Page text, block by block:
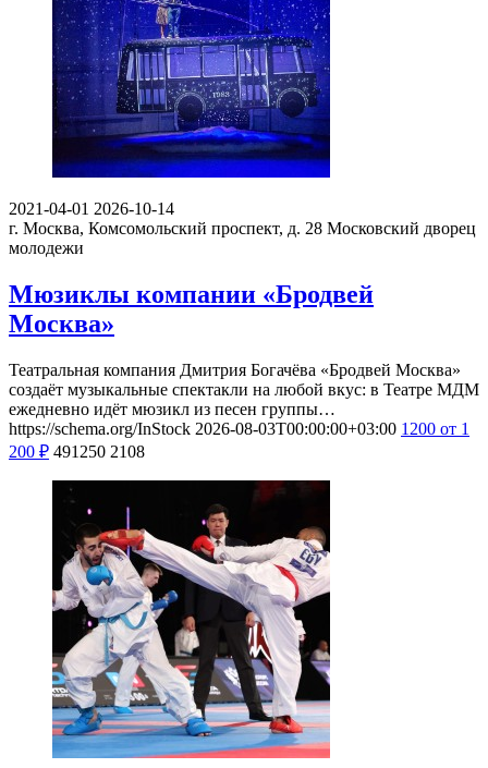
2021-04-01 2026-10-14
г. Москва, Комсомольский проспект, д. 28 Московский дворец
молодежи
Мюзиклы компании «Бродвей
Москва»
Театральная компания Дмитрия Богачёва «Бродвей Москва»
создаёт музыкальные спектакли на любой вкус: в Театре МДМ
ежедневно идёт мюзикл из песен группы…
https://schema.org/InStock 2026-08-03T00:00:00+03:00 1200 от 1
200 ₽ 491250 2108